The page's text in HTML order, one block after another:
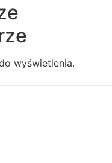
wyświetlenia.